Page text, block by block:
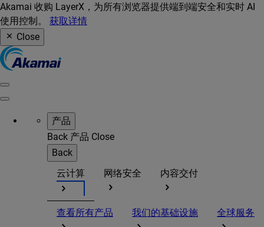
Akamai 收购 LayerX，为所有浏览器提供端到端安全和实时 AI
使用控制。 获取详情
Close
产品
Back 产品 Close
Back
云计算
网络安全 内容交付
查看所有产品 我们的基础设施 全球服务